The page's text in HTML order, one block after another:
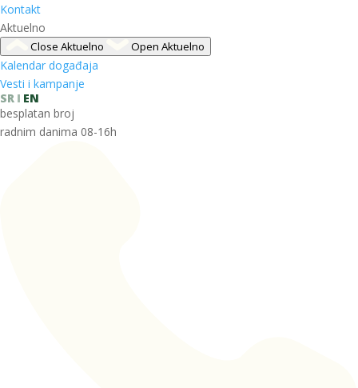
Kontakt
Aktuelno
Close Aktuelno Open Aktuelno
Kalendar događaja
Vesti i kampanje
SR
EN
besplatan broj
radnim danima 08-16h